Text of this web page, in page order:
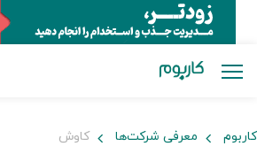
کاربوم معرفی شرکت‌ها کاوش